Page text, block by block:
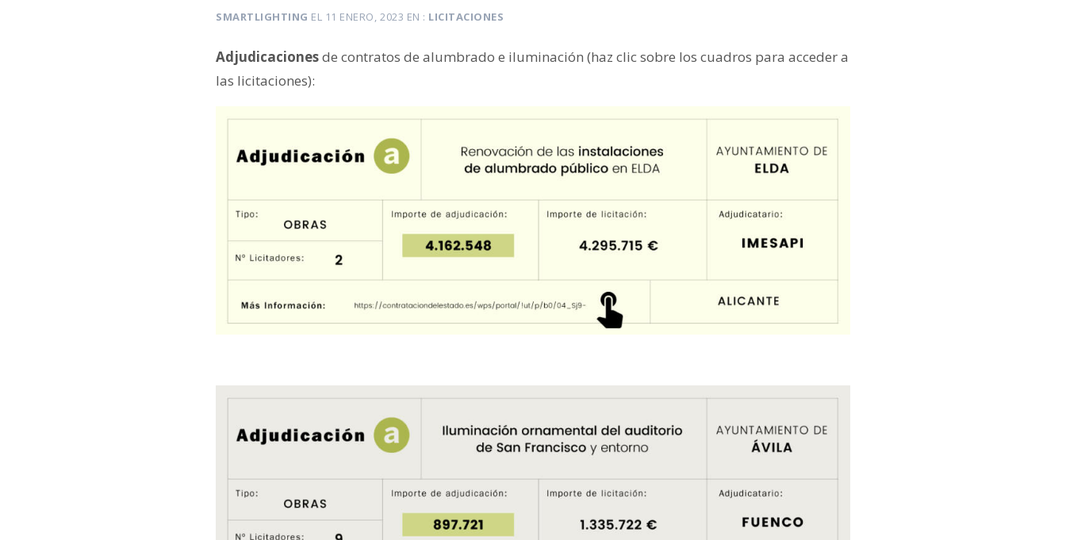
SMARTLIGHTING EL 11 ENERO, 2023 EN LICITACIONES
Adjudicacionesde contratos de alumbrado e iluminación (haz clic sobre los cuadros para acceder a
las licitaciones):